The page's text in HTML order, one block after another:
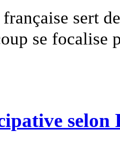
sert
se focalise
selon